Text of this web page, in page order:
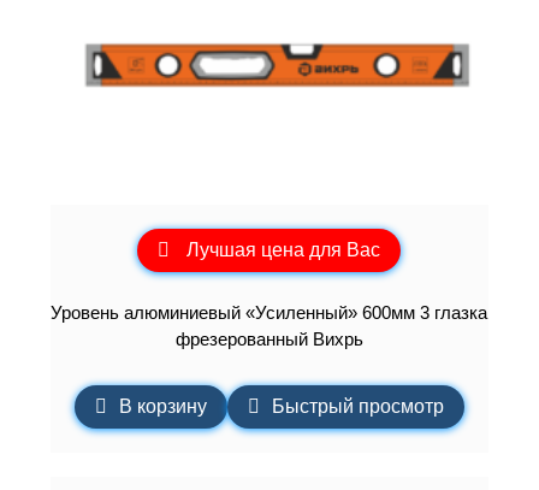
Лучшая цена для Вас
Уровень алюминиевый «Усиленный» 600мм 3 глазка
фрезерованный Вихрь
В корзину Быстрый просмотр